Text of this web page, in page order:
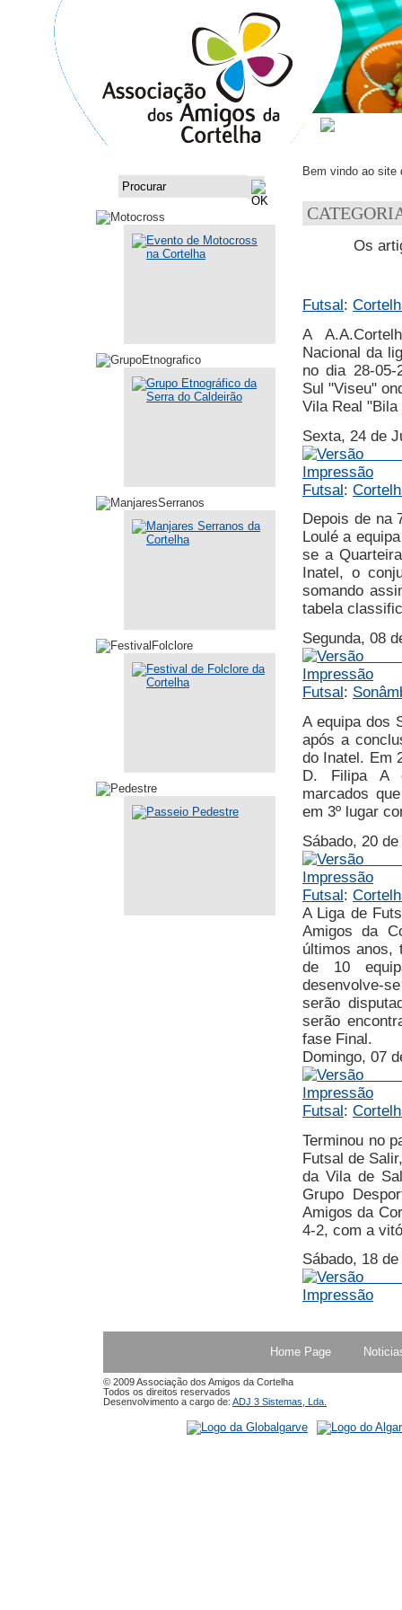
Bem vindo ao site
Os
Futsal:
A
Nacional da
no dia 28-05-
Sul "Viseu"
Vila Real
Sexta, 24 de
Futsal:
Depois de na
Loulé a
se a
Inatel, o
somando
tabela
Segunda, 08
Futsal :
A equipa dos
após a
do Inatel. Em
D. Filipa A
marcados
em 3º lugar
Sábado, 20
Futsal:
A Liga de
Amigos da
últimos anos,
de 10
desenvolve-
serão
serão
fase Final.
Domingo, 07
Futsal:
Terminou no
Futsal de
da Vila de
Grupo
Amigos da
4-2, com a
Sábado, 18
Home Page
© 2009 Associação dos Amigos da Cortelha
Todos os direitos reservados
Desenvolvimento a cargo de: ADJ 3 Sistemas, Lda.